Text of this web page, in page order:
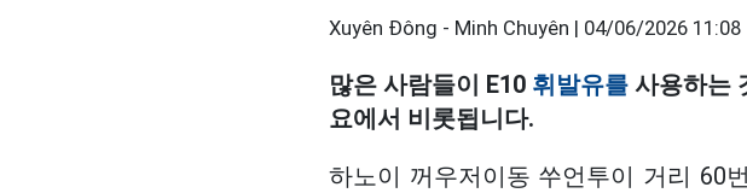
Xuyên Đông - Minh Chuyên | 04/06/2026 11:08
많은 사람들이 E10 휘발유를 사용하는
요에서 비롯됩니다.
하노이 꺼우저이동 쑤언투이 거리 60